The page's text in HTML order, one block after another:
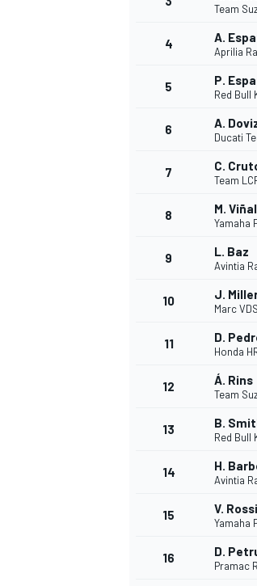
Team
4 A.
Aprilia
5 P.
Red Bull
6 A.
Ducati
7 C.
Team
8 M.
Yamaha
9 L. Baz
Avintia
10 J.
Marc
11 D.
Honda
12 Á. Rins
Team
13 B.
Red Bull
14 H.
Avintia
15 V. Rossi
Yamaha
16 D.
Pramac